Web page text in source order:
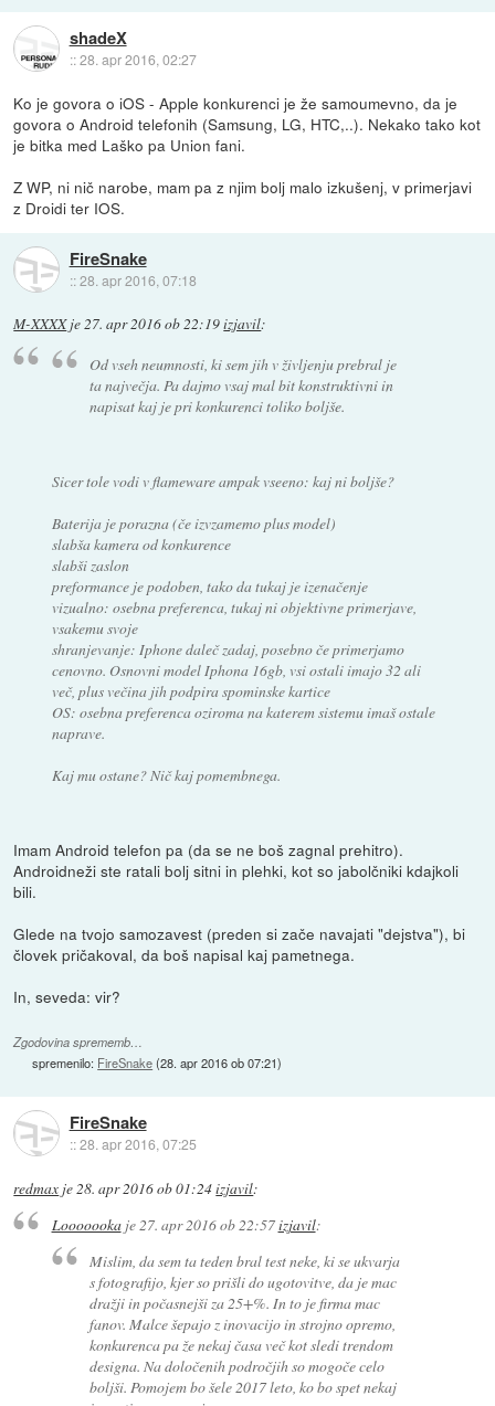
shadeX
::28. apr 2016, 02:27
Ko je govora o iOS - Apple konkurenci je že samoumevno, da je
govora o Android telefonih (Samsung, LG, HTC,..). Nekako tako kot
je bitka med Laško pa Union fani.
Z WP, ni nič narobe, mam pa z njim bolj malo izkušenj, v primerjavi
z Droidi ter IOS.
FireSnake
::28. apr 2016, 07:18
M-XXXXje27. apr 2016 ob 22:19izjavil:
Od vseh neumnosti, ki sem jih v življenju prebral je
ta največja. Pa dajmo vsaj mal bit konstruktivni in
napisat kaj je pri konkurenci toliko boljše.
Sicer tole vodi v flameware ampak vseeno: kaj ni boljše?
Baterija je porazna (če izvzamemo plus model)
slabša kamera od konkurence
slabši zaslon
preformance je podoben, tako da tukaj je izenačenje
vizualno: osebna preferenca, tukaj ni objektivne primerjave,
vsakemu svoje
shranjevanje: Iphone daleč zadaj, posebno če primerjamo
cenovno. Osnovni model Iphona 16gb, vsi ostali imajo 32 ali
več, plus večina jih podpira spominske kartice
OS: osebna preferenca oziroma na katerem sistemu imaš ostale
naprave.
Kaj mu ostane? Nič kaj pomembnega.
Imam Android telefon pa (da se ne boš zagnal prehitro).
Androidneži ste ratali bolj sitni in plehki, kot so jabolčniki kdajkoli
bili.
Glede na tvojo samozavest (preden si zače navajati "dejstva"), bi
človek pričakoval, da boš napisal kaj pametnega.
In, seveda: vir?
Zgodovina sprememb…
spremenilo: FireSnake(28. apr 2016 ob 07:21)
FireSnake
::28. apr 2016, 07:25
redmax je28. apr 2016 ob 01:24izjavil:
Looooookaje27. apr 2016 ob 22:57izjavil:
Mislim, da sem ta teden bral test neke, ki se ukvarja
s fotografijo, kjer so prišli do ugotovitve, da je mac
dražji in počasnejši za 25+%. In to je firma mac
fanov. Malce šepajo z inovacijo in strojno opremo,
konkurenca pa že nekaj časa več kot sledi trendom
designa. Na določenih področjih so mogoče celo
boljši. Pomojem bo šele 2017 leto, ko bo spet nekaj